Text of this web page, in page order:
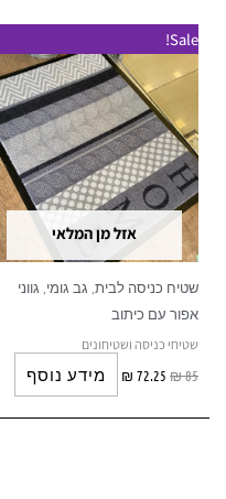
Sale!
אזל מן המלאי
שטיח כניסה לבית, גב גומי, גווני
אפור עם כיתוב
שטיחי כניסה ושטיחונים
₪85
₪ 72.25 מידע נוסף